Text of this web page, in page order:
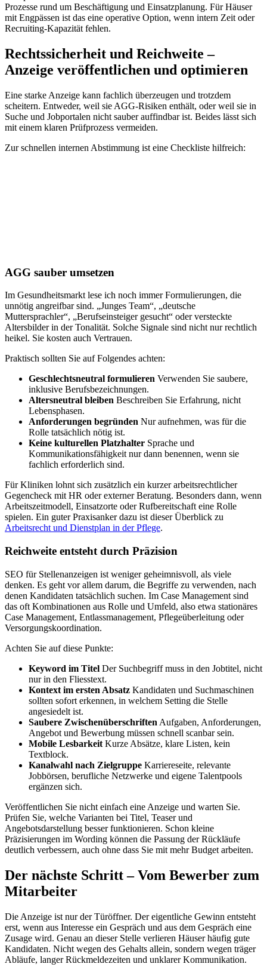
Prozesse rund um Beschäftigung und Einsatzplanung. Für Häuser
mit Engpässen ist das eine operative Option, wenn intern Zeit oder
Recruiting-Kapazität fehlen.
Rechtssicherheit und Reichweite –
Anzeige veröffentlichen und optimieren
Eine starke Anzeige kann fachlich überzeugen und trotzdem
scheitern. Entweder, weil sie AGG-Risiken enthält, oder weil sie in
Suche und Jobportalen nicht sauber auffindbar ist. Beides lässt sich
mit einem klaren Prüfprozess vermeiden.
Zur schnellen internen Abstimmung ist eine Checkliste hilfreich:
AGG sauber umsetzen
Im Gesundheitsmarkt lese ich noch immer Formulierungen, die
unnötig angreifbar sind. „Junges Team“, „deutsche
Muttersprachler“, „Berufseinsteiger gesucht“ oder versteckte
Altersbilder in der Tonalität. Solche Signale sind nicht nur rechtlich
heikel. Sie kosten auch Vertrauen.
Praktisch sollten Sie auf Folgendes achten:
Geschlechtsneutral formulieren Verwenden Sie saubere,
inklusive Berufsbezeichnungen.
Altersneutral bleiben Beschreiben Sie Erfahrung, nicht
Lebensphasen.
Anforderungen begründen Nur aufnehmen, was für die
Rolle tatsächlich nötig ist.
Keine kulturellen Platzhalter Sprache und
Kommunikationsfähigkeit nur dann benennen, wenn sie
fachlich erforderlich sind.
Für Kliniken lohnt sich zusätzlich ein kurzer arbeitsrechtlicher
Gegencheck mit HR oder externer Beratung. Besonders dann, wenn
Arbeitszeitmodell, Einsatzorte oder Rufbereitschaft eine Rolle
spielen. Ein guter Praxisanker dazu ist dieser Überblick zu
Arbeitsrecht und Dienstplan in der Pflege.
Reichweite entsteht durch Präzision
SEO für Stellenanzeigen ist weniger geheimnisvoll, als viele
denken. Es geht vor allem darum, die Begriffe zu verwenden, nach
denen Kandidaten tatsächlich suchen. Im Case Management sind
das oft Kombinationen aus Rolle und Umfeld, also etwa stationäres
Case Management, Entlassmanagement, Pflegeüberleitung oder
Versorgungskoordination.
Achten Sie auf diese Punkte:
Keyword im Titel Der Suchbegriff muss in den Jobtitel, nicht
nur in den Fliesstext.
Kontext im ersten Absatz Kandidaten und Suchmaschinen
sollten sofort erkennen, in welchem Setting die Stelle
angesiedelt ist.
Saubere Zwischenüberschriften Aufgaben, Anforderungen,
Angebot und Bewerbung müssen schnell scanbar sein.
Mobile Lesbarkeit Kurze Absätze, klare Listen, kein
Textblock.
Kanalwahl nach Zielgruppe Karriereseite, relevante
Jobbörsen, berufliche Netzwerke und eigene Talentpools
ergänzen sich.
Veröffentlichen Sie nicht einfach eine Anzeige und warten Sie.
Prüfen Sie, welche Varianten bei Titel, Teaser und
Angebotsdarstellung besser funktionieren. Schon kleine
Präzisierungen im Wording können die Passung der Rückläufe
deutlich verbessern, auch ohne dass Sie mit mehr Budget arbeiten.
Der nächste Schritt – Vom Bewerber zum
Mitarbeiter
Die Anzeige ist nur der Türöffner. Der eigentliche Gewinn entsteht
erst, wenn aus Interesse ein Gespräch und aus dem Gespräch eine
Zusage wird. Genau an dieser Stelle verlieren Häuser häufig gute
Kandidaten. Nicht wegen des Gehalts allein, sondern wegen träger
Abläufe, langer Rückmeldezeiten und unklarer Kommunikation.